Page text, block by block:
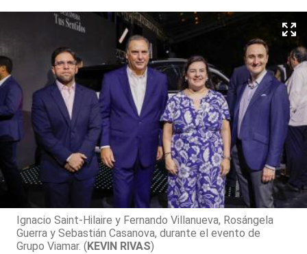
Ignacio Saint-Hilaire y Fernando Villanueva, Rosángela
Guerra y Sebastián Casanova, durante el evento de
Grupo Viamar. (KEVIN RIVAS)